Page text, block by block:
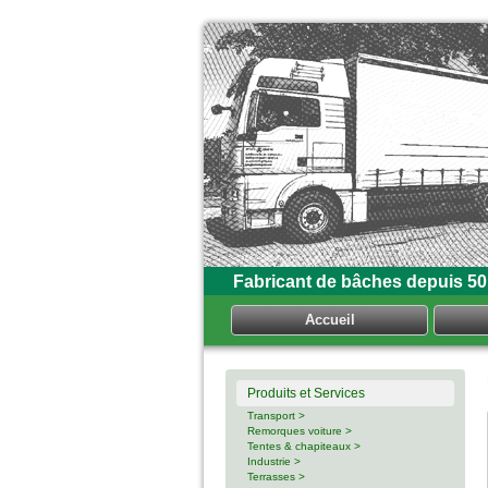
Fabricant de bâches depuis
Accueil
Produits et Services
Transport >
Remorques voiture >
Tentes & chapiteaux >
Industrie >
Terrasses >